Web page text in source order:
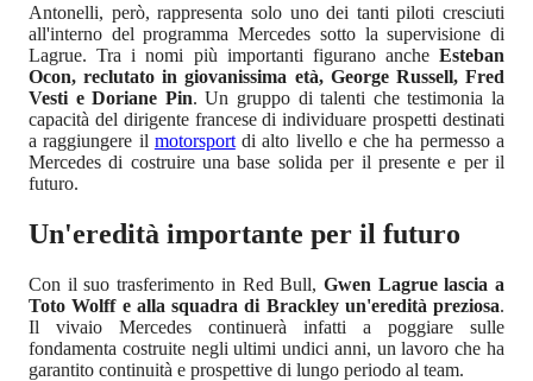
Antonelli, però, rappresenta solo uno dei tanti piloti cresciuti
all'interno del programma Mercedes sotto la supervisione di
Lagrue. Tra i nomi più importanti figurano anche Esteban
Ocon, reclutato in giovanissima età, George Russell, Fred
Vesti e Doriane Pin. Un gruppo di talenti che testimonia la
capacità del dirigente francese di individuare prospetti destinati
a raggiungere il motorsportdi alto livello e che ha permesso a
Mercedes di costruire una base solida per il presente e per il
futuro.
Un'eredità importante per il futuro
Con il suo trasferimento in Red Bull, Gwen Lagrue lascia a
Toto Wolff e alla squadra di Brackley un'eredità preziosa.
Il vivaio Mercedes continuerà infatti a poggiare sulle
fondamenta costruite negli ultimi undici anni, un lavoro che ha
garantito continuità e prospettive di lungo periodo al team.